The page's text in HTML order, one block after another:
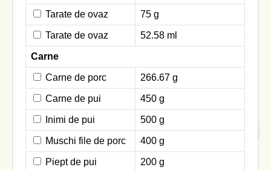
Tarate de ovaz 75 g
Tarate de ovaz 52.58 ml
Carne
Carne de porc 266.67 g
Carne de pui 450 g
Inimi de pui 500 g
Muschi file de porc 400 g
Piept de pui
200 g